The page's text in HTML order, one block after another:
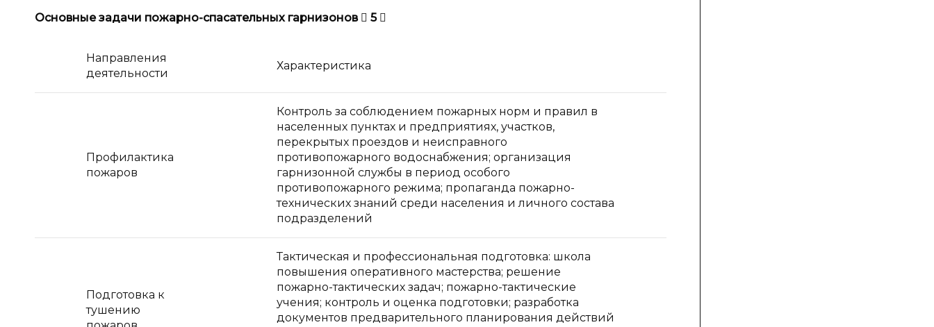
Основные задачи пожарно-спасательных гарнизонов  5 
Направления
деятельности
Характеристика
Профилактика
пожаров
Контроль за соблюдением пожарных норм и правил в
населенных пунктах и предприятиях, участков,
перекрытых проездов и неисправного
противопожарного водоснабжения; организация
гарнизонной службы в период особого
противопожарного режима; пропаганда пожарно-
технических знаний среди населения и личного состава
подразделений
Подготовка к
тушению
Тактическая и профессиональная подготовка: школа
повышения оперативного мастерства; решение
пожарно-тактических задач; пожарно-тактические
учения; контроль и оценка подготовки; разработка
документов предварительного планирования действий